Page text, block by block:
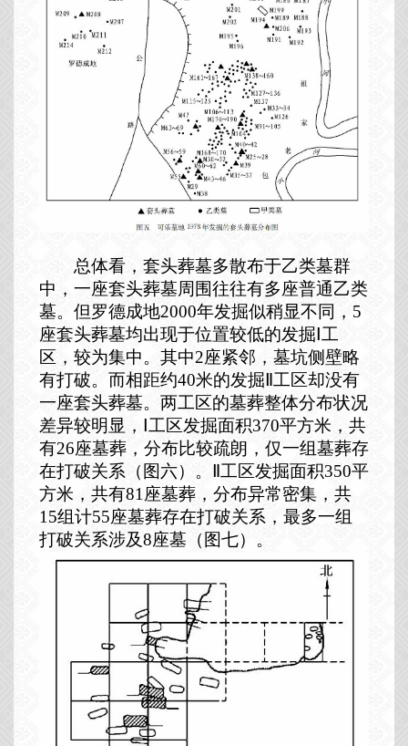
总体看，套头葬墓多散布于乙类墓群
中，一座套头葬墓周围往往有多座普通乙类
墓。但罗德成地2000年发掘似稍显不同， 5
座套头葬墓均出现于位置较低的发掘Ⅰ工
区，较为集中。其中2座紧邻，墓坑侧壁略
有打破。而相距约40米的发掘Ⅱ工区却没有
一座套头葬墓。两工区的墓葬整体分布状况
差异较明显，Ⅰ工区发掘面积370平方米，共
有26座墓葬，分布比较疏朗，仅一组墓葬存
在打破关系（图六）。Ⅱ工区发掘面积350平
方米，共有81座墓葬，分布异常密集，共
15组计55座墓葬存在打破关系，最多一组
打破关系涉及8座墓（图七）。